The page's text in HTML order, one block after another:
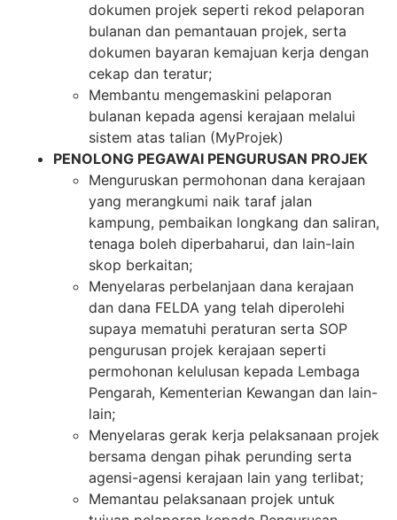
dokumen projek seperti rekod pelaporan
bulanan dan pemantauan projek, serta
dokumen bayaran kemajuan kerja dengan
cekap dan teratur;
Membantu mengemaskini pelaporan
bulanan kepada agensi kerajaan melalui
sistem atas talian (MyProjek)
PENOLONG PEGAWAI PENGURUSAN PROJEK
Menguruskan permohonan dana kerajaan
yang merangkumi naik taraf jalan
kampung, pembaikan longkang dan saliran,
tenaga boleh diperbaharui, dan lain-lain
skop berkaitan;
Menyelaras perbelanjaan dana kerajaan
dan dana FELDA yang telah diperolehi
supaya mematuhi peraturan serta SOP
pengurusan projek kerajaan seperti
permohonan kelulusan kepada Lembaga
Pengarah, Kementerian Kewangan dan lain-
lain;
Menyelaras gerak kerja pelaksanaan projek
bersama dengan pihak perunding serta
agensi-agensi kerajaan lain yang terlibat;
Memantau pelaksanaan projek untuk